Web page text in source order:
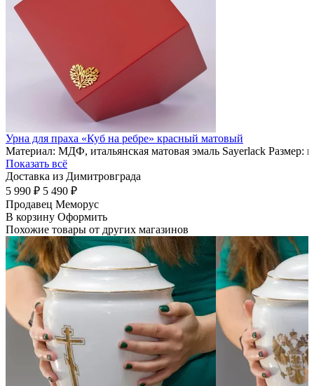
Урна для праха «Куб на ребре» красный матовый
Материал: МДФ, итальянская матовая эмаль Sayerlack
Показать всё
Доставка из Димитровграда
5 990 ₽ 5 490 ₽
Продавец Меморус
В корзину Оформить
Похожие товары от других магазинов